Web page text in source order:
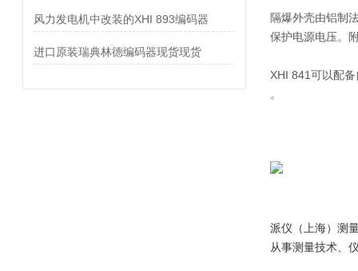
风力发电机中改装的XHI 893编码器
进口原装瑞典林德编码器现货现货
隔爆外壳由铝制
保护电源电压。
XHI 841可以配
。
派仪（上海）测
从事测量技术、